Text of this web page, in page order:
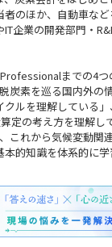
のほか、自動車な
企業の開発部門・
までの4
炭素を巡る国内外の
ルを理解している
定の考え方を理解し
これから気候変動関
本的知識を体系的に